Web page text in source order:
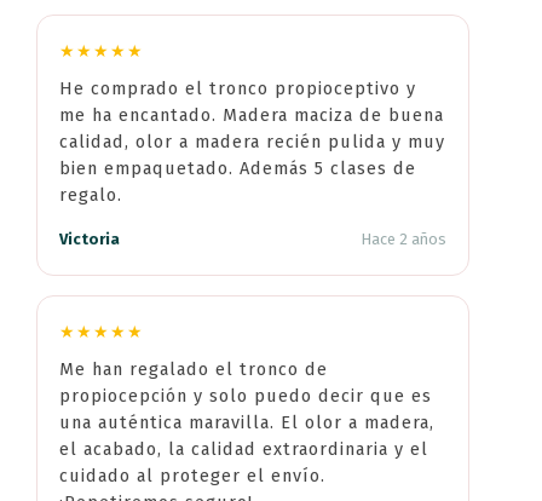
★★★★★
He comprado el tronco propioceptivo y
me ha encantado. Madera maciza de buena
calidad, olor a madera recién pulida y muy
bien empaquetado. Además 5 clases de
regalo.
Victoria Hace 2 años
★★★★★
Me han regalado el tronco de
propiocepción y solo puedo decir que es
una auténtica maravilla. El olor a madera,
el acabado, la calidad extraordinaria y el
cuidado al proteger el envío.